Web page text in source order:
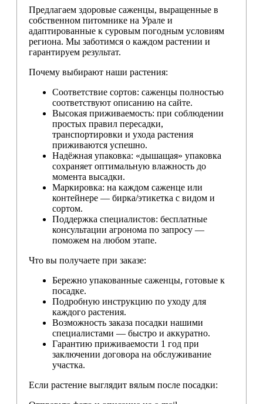
Предлагаем здоровые саженцы, выращенные в
собственном питомнике на Урале и
адаптированные к суровым погодным условиям
региона. Мы заботимся о каждом растении и
гарантируем результат.
Почему выбирают наши растения:
Соответствие сортов: саженцы полностью
соответствуют описанию на сайте.
Высокая приживаемость: при соблюдении
простых правил пересадки,
транспортировки и ухода растения
приживаются успешно.
Надёжная упаковка: «дышащая» упаковка
сохраняет оптимальную влажность до
момента высадки.
Маркировка: на каждом саженце или
контейнере — бирка/этикетка с видом и
сортом.
Поддержка специалистов: бесплатные
консультации агронома по запросу —
поможем на любом этапе.
Что вы получаете при заказе:
Бережно упакованные саженцы, готовые к
посадке.
Подробную инструкцию по уходу для
каждого растения.
Возможность заказа посадки нашими
специалистами — быстро и аккуратно.
Гарантию приживаемости 1 год при
заключении договора на обслуживание
участка.
Если растение выглядит вялым после посадки: